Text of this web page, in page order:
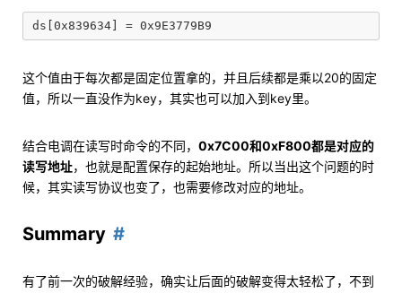
这个值由于每次都是固定位置拿的，并且后续都是乘以20的固定
值，所以一直没作为key，其实也可以加入到key里。
结合电调在读写时命令的不同， 0x7C00和0xF800都是对应的
读写地址，也就是配置保存的起始地址。所以当出这个问题的时
候，其实读写协议也变了，也需要修改对应的地址。
Summary
有了前一次的破解经验，确实让后面的破解变得太轻松了，不到